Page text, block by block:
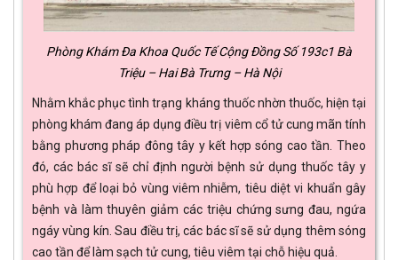
Phòng Khám Đa Khoa Quốc Tế Cộng Đồng Số 193c1 Bà
Triệu – Hai Bà Trưng – Hà Nội
Nhằm khắc phục tình trạng kháng thuốc nhờn thuốc, hiện tại
phòng khám đang áp dụng điều trị viêm cổ tử cung mãn tính
bằng phương pháp đông tây y kết hợp sóng cao tần. Theo
đó, các bác sĩ sẽ chỉ định người bệnh sử dụng thuốc tây y
phù hợp để loại bỏ vùng viêm nhiễm, tiêu diệt vi khuẩn gây
bệnh và làm thuyên giảm các triệu chứng sưng đau, ngứa
ngáy vùng kín. Sau điều trị, các bác sĩ sẽ sử dụng thêm sóng
cao tần để làm sạch tử cung, tiêu viêm tại chỗ hiệu quả.